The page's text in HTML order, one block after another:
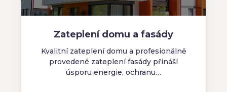
Zateplení domu a fasády
Kvalitní zateplení domu a profesionálně
provedené zateplení fasády přináší
úsporu energie, ochranu…